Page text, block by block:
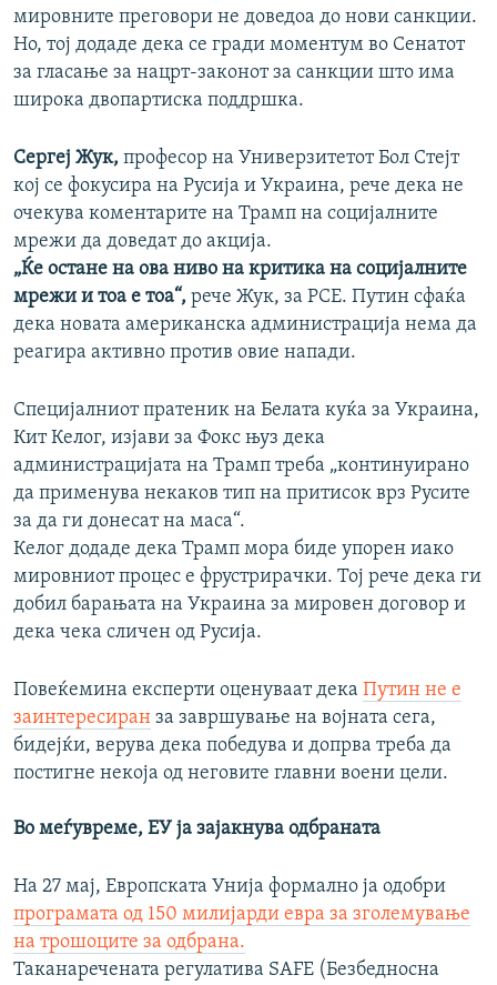
мировните преговори не доведоа до нови санкции.
Но, тој додаде дека се гради моментум во Сенатот
за гласање за нацрт-законот за санкции што има
широка двопартиска поддршка.
Сергеј Жук, професор на Универзитетот Бол Стејт
кој се фокусира на Русија и Украина, рече дека не
очекува коментарите на Трамп на социјалните
мрежи да доведат до акција.
„Ќе остане на ова ниво на критика на социјалните
мрежи и тоа е тоа“, рече Жук, за РСЕ. Путин сфаќа
дека новата американска администрација нема да
реагира активно против овие напади.
Специјалниот пратеник на Белата куќа за Украина,
Кит Келог, изјави за Фокс њуз дека
администрацијата на Трамп треба „континуирано
да применува некаков тип на притисок врз Русите
за да ги донесат на маса“.
Келог додаде дека Трамп мора биде упорен иако
мировниот процес е фрустрирачки. Тој рече дека ги
добил барањата на Украина за мировен договор и
дека чека сличен од Русија.
Повеќемина експерти оценуваат дека Путин не е
заинтересиран за завршување на војната сега,
бидејќи, верува дека победува и допрва треба да
постигне некоја од неговите главни воени цели.
Во меѓувреме, ЕУ ја зајакнува одбраната
На 27 мај, Европската Унија формално ја одобри
програмата од 150 милијарди евра за зголемување
на трошоците за одбрана.
Таканаречената регулатива SAFE (Безбедносна